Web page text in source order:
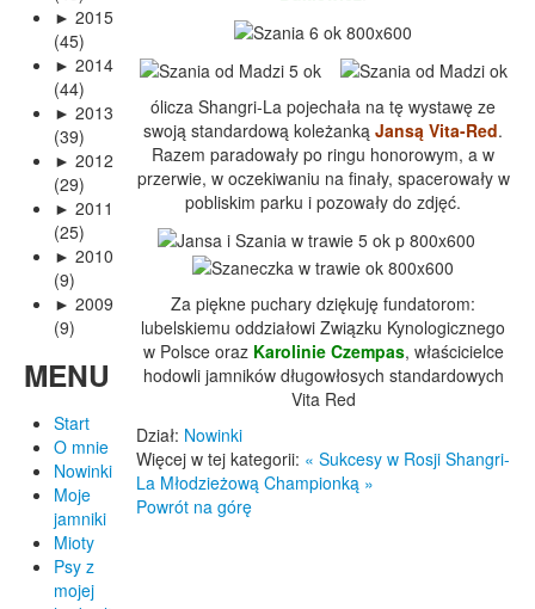
ólicza Shangri-La pojechała na tę wystawę ze
swoją standardową koleżankąJansą Vita-Red.
Razem paradowały po ringu honorowym, a w
przerwie, w oczekiwaniu na finały, spacerowały w
pobliskim parku i pozowały do zdjęć.
Za piękne puchary dziękuję fundatorom:
lubelskiemu oddziałowi Związku Kynologicznego
w Polsce oraz Karolinie Czempas, właścicielce
hodowli jamników długowłosych standardowych
Vita Red
Dział: Nowinki
Więcej w tej kategorii: « Sukcesy w Rosji Shangri-
La Młodzieżową Championką »
Powrót na górę
► 2015
(45)
► 2014
(44)
► 2013
(39)
► 2012
(29)
► 2011
(25)
► 2010
(9)
► 2009
(9)
MENU
Start
O mnie
Nowinki
Moje
jamniki
Mioty
Psy z
mojej